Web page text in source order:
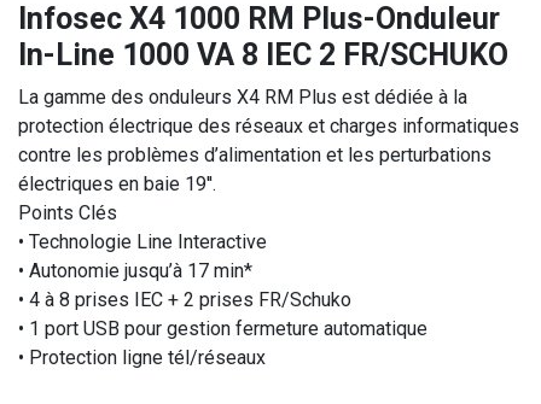
Infosec X4 1000 RM Plus-Onduleur
In-Line 1000 VA 8 IEC 2 FR/SCHUKO
La gamme des onduleurs X4 RM Plus est dédiée à la
protection électrique des réseaux et charges informatiques
contre les problèmes d’alimentation et les perturbations
électriques en baie 19''.
Points Clés
• Technologie Line Interactive
• Autonomie jusqu’à 17 min*
• 4 à 8 prises IEC + 2 prises FR/Schuko
• 1 port USB pour gestion fermeture automatique
• Protection ligne tél/réseaux